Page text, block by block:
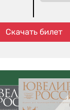
Скачать билет